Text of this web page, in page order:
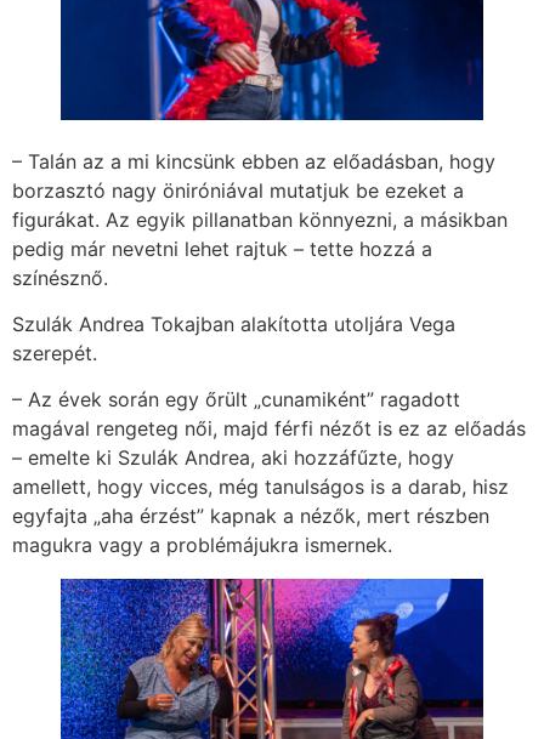
– Talán az a mi kincsünk ebben az előadásban, hogy
borzasztó nagy öniróniával mutatjuk be ezeket a
figurákat. Az egyik pillanatban könnyezni, a másikban
pedig már nevetni lehet rajtuk – tette hozzá a
színésznő.
Szulák Andrea Tokajban alakította utoljára Vega
szerepét.
– Az évek során egy őrült „cunamiként” ragadott
magával rengeteg női, majd férfi nézőt is ez az előadás
– emelte ki Szulák Andrea, aki hozzáfűzte, hogy
amellett, hogy vicces, még tanulságos is a darab, hisz
egyfajta „aha érzést” kapnak a nézők, mert részben
magukra vagy a problémájukra ismernek.